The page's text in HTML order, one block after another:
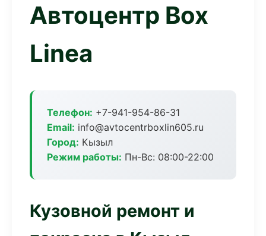
Автоцентр Box
Linea
Телефон: +7-941-954-86-31
Email: info@avtocentrboxlin605.ru
Город: Кызыл
Режим работы: Пн-Вс: 08:00-22:00
Кузовной ремонт и